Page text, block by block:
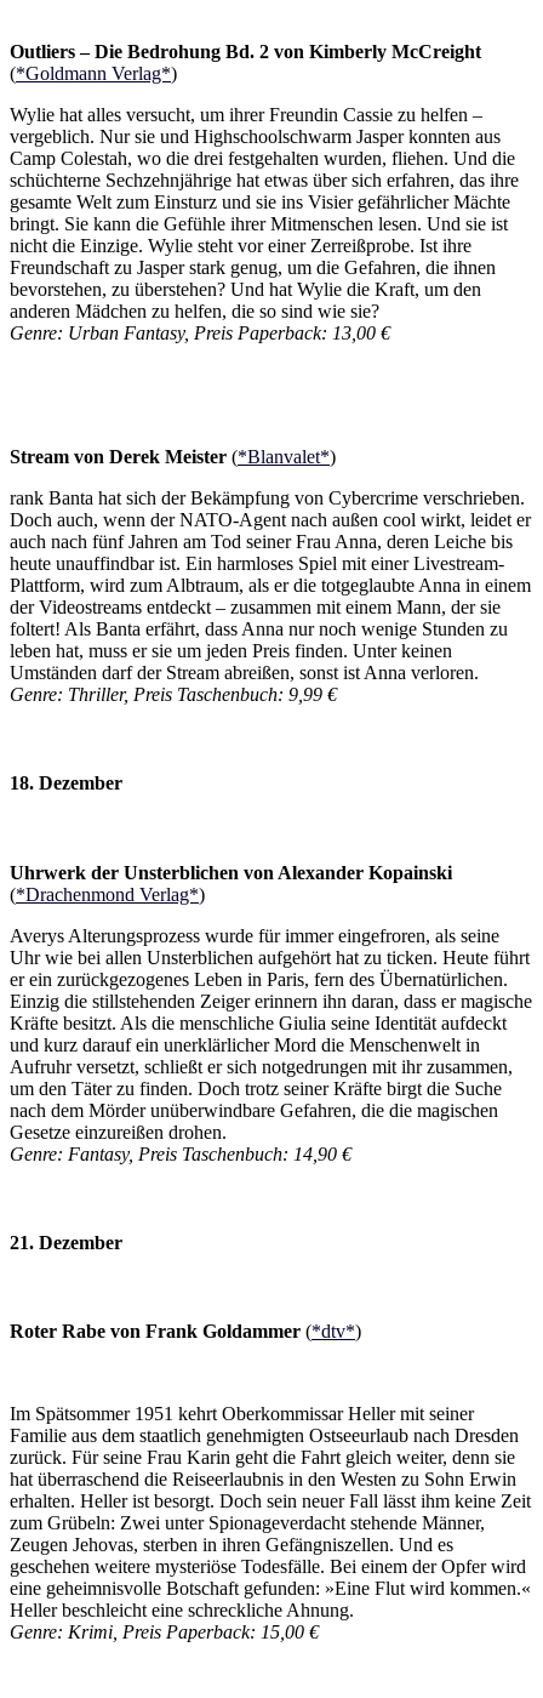
Outliers – Die Bedrohung Bd. 2 von Kimberly McCreight
(*Goldmann Verlag*)
Wylie hat alles versucht, um ihrer Freundin Cassie zu helfen –
vergeblich. Nur sie und Highschoolschwarm Jasper konnten aus
Camp Colestah, wo die drei festgehalten wurden, fliehen. Und die
schüchterne Sechzehnjährige hat etwas über sich erfahren, das ihre
gesamte Welt zum Einsturz und sie ins Visier gefährlicher Mächte
bringt. Sie kann die Gefühle ihrer Mitmenschen lesen. Und sie ist
nicht die Einzige. Wylie steht vor einer Zerreißprobe. Ist ihre
Freundschaft zu Jasper stark genug, um die Gefahren, die ihnen
bevorstehen, zu überstehen? Und hat Wylie die Kraft, um den
anderen Mädchen zu helfen, die so sind wie sie?
Genre: Urban Fantasy, Preis Paperback: 13,00 €
Stream von Derek Meister (*Blanvalet*)
rank Banta hat sich der Bekämpfung von Cybercrime verschrieben.
Doch auch, wenn der NATO-Agent nach außen cool wirkt, leidet er
auch nach fünf Jahren am Tod seiner Frau Anna, deren Leiche bis
heute unauffindbar ist. Ein harmloses Spiel mit einer Livestream-
Plattform, wird zum Albtraum, als er die totgeglaubte Anna in einem
der Videostreams entdeckt – zusammen mit einem Mann, der sie
foltert! Als Banta erfährt, dass Anna nur noch wenige Stunden zu
leben hat, muss er sie um jeden Preis finden. Unter keinen
Umständen darf der Stream abreißen, sonst ist Anna verloren.
Genre: Thriller, Preis Taschenbuch: 9,99 €
18. Dezember
Uhrwerk der Unsterblichen von Alexander Kopainski
(*Drachenmond Verlag*)
Averys Alterungsprozess wurde für immer eingefroren, als seine
Uhr wie bei allen Unsterblichen aufgehört hat zu ticken. Heute führt
er ein zurückgezogenes Leben in Paris, fern des Übernatürlichen.
Einzig die stillstehenden Zeiger erinnern ihn daran, dass er magische
Kräfte besitzt. Als die menschliche Giulia seine Identität aufdeckt
und kurz darauf ein unerklärlicher Mord die Menschenwelt in
Aufruhr versetzt, schließt er sich notgedrungen mit ihr zusammen,
um den Täter zu finden. Doch trotz seiner Kräfte birgt die Suche
nach dem Mörder unüberwindbare Gefahren, die die magischen
Gesetze einzureißen drohen.
Genre: Fantasy, Preis Taschenbuch: 14,90 €
21. Dezember
Roter Rabe von Frank Goldammer (*dtv*)
Im Spätsommer 1951 kehrt Oberkommissar Heller mit seiner
Familie aus dem staatlich genehmigten Ostseeurlaub nach Dresden
zurück. Für seine Frau Karin geht die Fahrt gleich weiter, denn sie
hat überraschend die Reiseerlaubnis in den Westen zu Sohn Erwin
erhalten. Heller ist besorgt. Doch sein neuer Fall lässt ihm keine Zeit
zum Grübeln: Zwei unter Spionageverdacht stehende Männer,
Zeugen Jehovas, sterben in ihren Gefängniszellen. Und es
geschehen weitere mysteriöse Todesfälle. Bei einem der Opfer wird
eine geheimnisvolle Botschaft gefunden: »Eine Flut wird kommen.«
Heller beschleicht eine schreckliche Ahnung.
Genre: Krimi, Preis Paperback: 15,00 €